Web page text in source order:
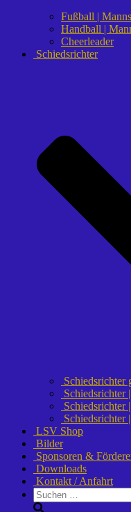
Fußball |
Handball |
Cheerleader
Schiedsrichter
Schiedsrichter
Schiedsrichter
Schiedsrichter
Schiedsrichter
LSV Shop
Bilder
Sponsoren &
Downloads
Kontakt / Anfahrt
Suchen
nach: